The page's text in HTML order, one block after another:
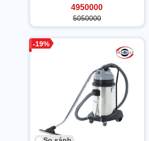
4950000
5050000
19